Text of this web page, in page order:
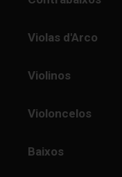
Violas d'Arco
Violinos
Violoncelos
Baixos